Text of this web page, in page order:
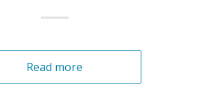
Read more